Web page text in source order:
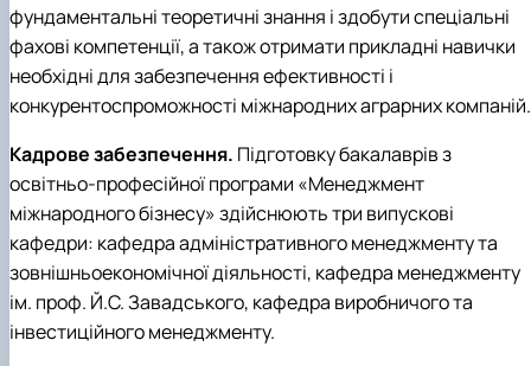
фундаментальні теоретичні знання і здобути спеціальні
фахові компетенції, а також отримати прикладні навички
необхідні для забезпечення ефективності і
конкурентоспроможності міжнародних аграрних компаній.
Кадрове забезпечення. Підготовку бакалаврів з
освітньо-професійної програми «Менеджмент
міжнародного бізнесу» здійснюють три випускові
кафедри: кафедра адміністративного менеджменту та
зовнішньоекономічної діяльності, кафедра менеджменту
ім. проф. Й.С. Завадського, кафедра виробничого та
інвестиційного менеджменту.